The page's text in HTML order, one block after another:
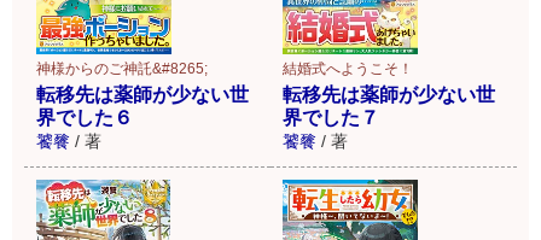
神様からのご神託&#8265;
転移先は薬師が少ない世
界でした６
饕餮 / 著
結婚式へようこそ！
転移先は薬師が少ない世
界でした７
饕餮 / 著